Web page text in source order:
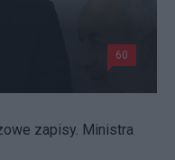
60
zapisy. Ministra